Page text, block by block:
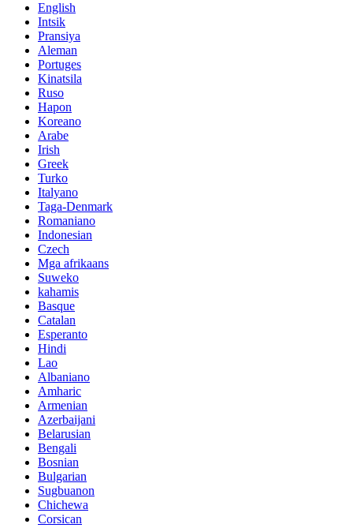
English
Intsik
Pransiya
Aleman
Portuges
Kinatsila
Ruso
Hapon
Koreano
Arabe
Irish
Greek
Turko
Italyano
Taga-Denmark
Romaniano
Indonesian
Czech
Mga afrikaans
Suweko
kahamis
Basque
Catalan
Esperanto
Hindi
Lao
Albaniano
Amharic
Armenian
Azerbaijani
Belarusian
Bengali
Bosnian
Bulgarian
Sugbuanon
Chichewa
Corsican